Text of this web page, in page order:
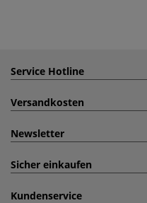
Service Hotline
Versandkosten
Newsletter
Sicher einkaufen
Kundenservice